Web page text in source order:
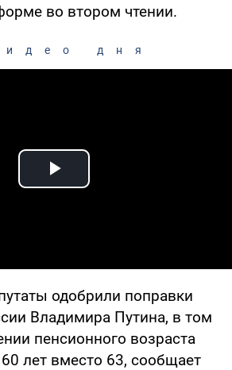
во втором чтении.
дня
Play Video
одобрили поправки
Владимира Путина, в том
пенсионного возраста
лет вместо 63, сообщает